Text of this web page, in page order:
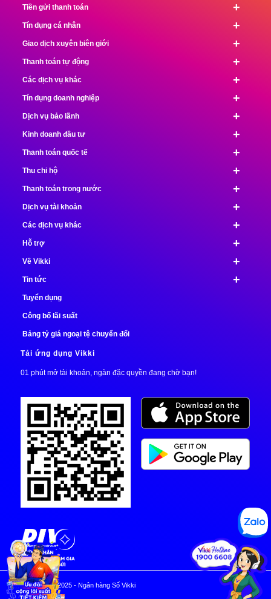
+
Tiền gửi thanh toán
+
Tín dụng cá nhân
+
Giao dịch xuyên biên giới
+
Thanh toán tự động
+
Các dịch vụ khác
+
Tín dụng doanh nghiệp
+
Dịch vụ bảo lãnh
+
Kinh doanh đầu tư
+
Thanh toán quốc tế
+
Thu chi hộ
+
Thanh toán trong nước
+
Dịch vụ tài khoản
+
Các dịch vụ khác
+
Hỗ trợ
+
Về Vikki
+
Tin tức
Tuyển dụng
Công bố lãi suất
Bảng tỷ giá ngoại tệ chuyển đổi
Tải ứng dụng Vikki
01 phút mở tài khoản, ngàn đặc quyền đang chờ bạn!
© Copyright 2025 - Ngân hàng Số Vikki
EN | VI